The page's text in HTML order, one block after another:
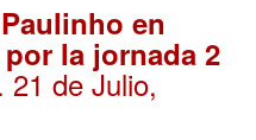
en
la jornada 2
. 21 de Julio,